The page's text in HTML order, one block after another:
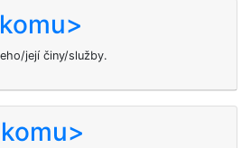
její činy/služby.